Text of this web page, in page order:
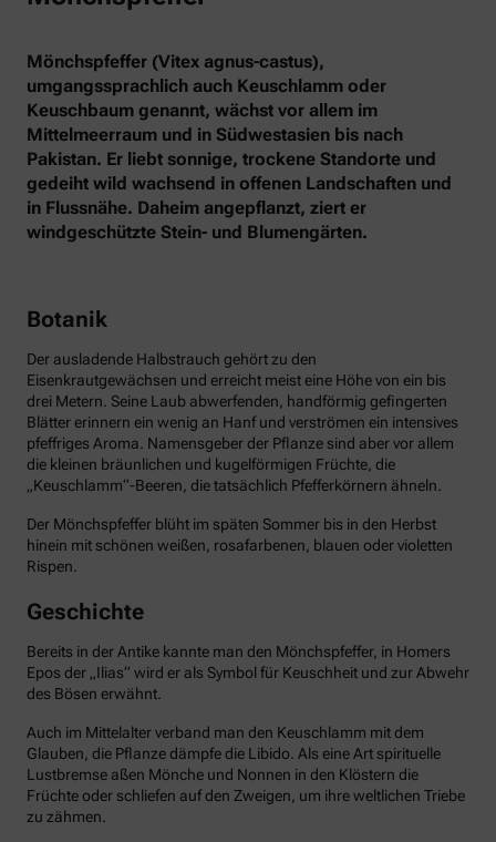
Mönchspfeffer (Vitex agnus-castus),
umgangssprachlich auch Keuschlamm oder
Keuschbaum genannt, wächst vor allem im
Mittelmeerraum und in Südwestasien bis nach
Pakistan. Er liebt sonnige, trockene Standorte und
gedeiht wild wachsend in offenen Landschaften und
in Flussnähe. Daheim angepflanzt, ziert er
windgeschützte Stein- und Blumengärten.
Botanik
Der ausladende Halbstrauch gehört zu den
Eisenkrautgewächsen und erreicht meist eine Höhe von ein bis
drei Metern. Seine Laub abwerfenden, handförmig gefingerten
Blätter erinnern ein wenig an Hanf und verströmen ein intensives
pfeffriges Aroma. Namensgeber der Pflanze sind aber vor allem
die kleinen bräunlichen und kugelförmigen Früchte, die
„Keuschlamm“-Beeren, die tatsächlich Pfefferkörnern ähneln.
Der Mönchspfeffer blüht im späten Sommer bis in den Herbst
hinein mit schönen weißen, rosafarbenen, blauen oder violetten
Rispen.
Geschichte
Bereits in der Antike kannte man den Mönchspfeffer, in Homers
Epos der „Ilias“ wird er als Symbol für Keuschheit und zur Abwehr
des Bösen erwähnt.
Auch im Mittelalter verband man den Keuschlamm mit dem
Glauben, die Pflanze dämpfe die Libido. Als eine Art spirituelle
Lustbremse aßen Mönche und Nonnen in den Klöstern die
Früchte oder schliefen auf den Zweigen, um ihre weltlichen Triebe
zu zähmen.